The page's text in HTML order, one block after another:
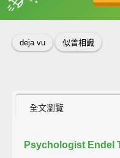
收錄佳句
deja vu 似曾相識
全文瀏覽
Psychologist Endel